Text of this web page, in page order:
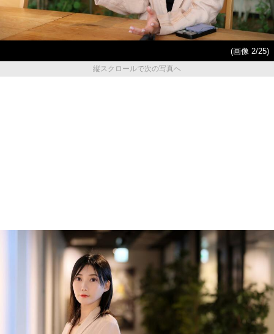
(画像 2/25)
縦スクロールで次の写真へ